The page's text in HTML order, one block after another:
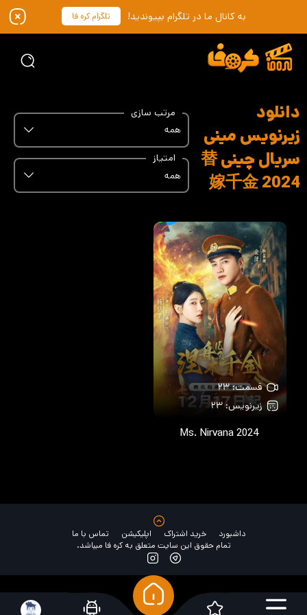
به کانال ما در تلگرام بپیوندید! تلگرام کره فا
دانلود
زیرنویس مینی
سریال چینی 替
嫁千金 2024
مرتب سازی
همه
امتیاز
همه
قسمت: ۲۳
زیرنویس: ۲۳
Ms. Nirvana2024
داشبورد خرید اشتراک اپلیکیشن
تماس با ما
تمام حقوق این سایت متعلق به کره فا میباشد.